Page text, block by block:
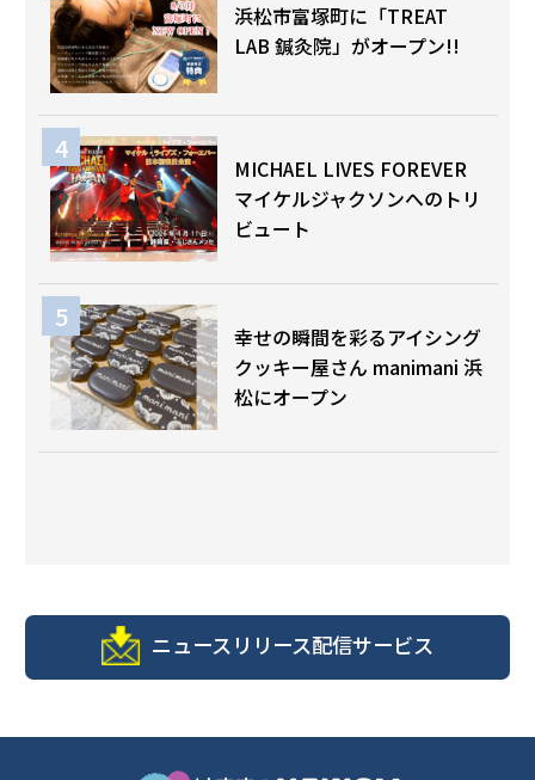
浜松市富塚町に「TREAT
LAB 鍼灸院」がオープン!!
MICHAEL LIVES FOREVER
マイケルジャクソンへのトリ
ビュート
幸せの瞬間を彩るアイシング
クッキー屋さん manimani 浜
松にオープン
ニュースリリース配信サービス